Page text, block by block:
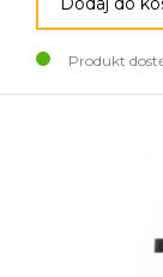
Produkt